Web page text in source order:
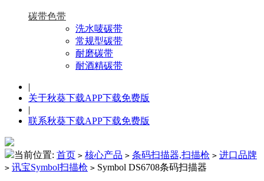
碳带色带
洗水唛碳带
常规型碳带
耐磨碳带
耐酒精碳带
|
关于秋葵下载APP下载免费版
|
联系秋葵下载APP下载免费版
当前位置: 首页 > 核心产品 > 条码扫描器,扫描枪 > 进口品牌
> 讯宝Symbol扫描枪 > Symbol DS6708条码扫描器